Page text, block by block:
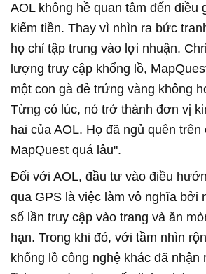
AOL không hề quan tâm đến điều
kiếm tiền. Thay vì nhìn ra bức
họ chỉ tập trung vào lợi nhuận.
lượng truy cập khổng lồ,
một con gà đẻ trứng vàng không
Từng có lúc, nó trở thành đơn vị
hai của AOL. Họ đã ngủ quên
MapQuest quá lâu".
Đối với AOL, đầu tư vào điều
qua GPS là việc làm vô nghĩa bởi
số lần truy cập vào trang và ăn
hạn. Trong khi đó, với tầm nhìn
khổng lồ công nghệ khác đã nhận